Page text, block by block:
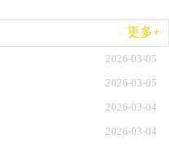
更多+
2026-03-05
2026-03-05
2026-03-04
2026-03-04